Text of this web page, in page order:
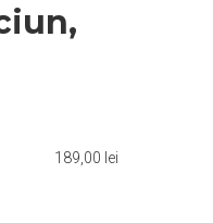
189,00 lei